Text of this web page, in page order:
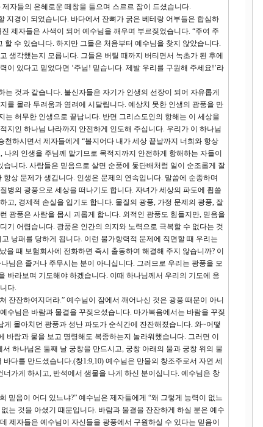
자들의 은혜로운 떼창을 들으며 스르르 잠이 드셨습니다.
지경이 되었습니다. 바다에서 잔뼈가 굵은 베테랑 어부들은 합심하
제자들은 사색이 되어 예수님을 깨우며 부르짖었습니다. “주여 주
수 있습니다. 하지만 그들은 처음부터 예수님을 찾지 않았습니다.
생각했는지 모릅니다. 그들은 버틸 때까지 버티면서 녹초가 된 후에
있다고 믿었다면 ‘주님! 믿습니다. 제발 우리를 구원해 주세요!’라
것과 같습니다. 불신자들은 자기가 인생의 선장이 되어 자유롭게
를 몰라 두려움과 염려에 시달립니다. 예상치 못한 인생의 광풍을 만
허무한 인생으로 끝납니다. 반면 그리스도인의 항해는 이 세상을
지인 하나님 나라까지 안전하게 인도해 주십니다. 우리가 이 하나님
하시면서 제자들에게 “볼지어다 내가 세상 끝날까지 너희와 항상
의 인생을 주님께 맡기므로 목적지까지 안전하게 항해하는 자들이
니다. 사람들은 믿음으로 살면 순풍에 돛단배처럼 일이 순조롭게 잘
상 문제가 생깁니다. 인생은 문제의 연속입니다. 말씀에 순종하며
병의 광풍으로 세상을 떠나기도 합니다. 자녀가 세상의 파도에 휩쓸
고, 경제적 손실을 입기도 합니다. 물질의 광풍, 가정 문제의 광풍, 잘
광풍은 사람을 몹시 괴롭게 합니다. 외적인 광풍도 힘들지만, 믿음을
기 어렵습니다. 광풍은 인간의 의지와 노력으로 극복할 수 없다는 것
낭패를 당하게 됩니다. 이런 불가항력적 문제에 직면할 때 우리는
때 보험회사에 전화하면 즉시 출동하여 해결해 주지 않습니까? 이
님은 졸거나 주무시는 분이 아니십니다. 그러므로 우리는 광풍을 모
바라보며 기도해야 하겠습니다. 이때 하나님께서 우리의 기도에 응
다.
잔잔하여지더라.” 예수님이 잠에서 깨어나신 것은 광풍 때문이 아니
수님은 바람과 물결을 꾸짖으셨습니다. 마가복음에서는 바람을 꾸짖
몰아치던 광풍과 성난 파도가 순식간에 잔잔해졌습니다. 와~어떻
람과 물을 보고 명령해도 복종하는지 놀라워했습니다. 그러면 이
하나님은 둘째 날 궁창을 만드시고, 궁창 아래의 물과 궁창 위의 물
다를 만드셨습니다.(창1:9,10) 예수님은 만물의 창조주로서 자연 세
가게 하시고, 반석에서 샘물을 나게 하신 분이십니다. 예수님은 창
믿음이 어디 있느냐?” 예수님은 제자들에게 “왜 그렇게 능력이 없느
는 것을 아셨기 때문입니다. 바람과 물결을 잔잔하게 하실 분은 예수
제자들은 예수님이 자신들을 광풍에서 구원하실 수 있다는 믿음이